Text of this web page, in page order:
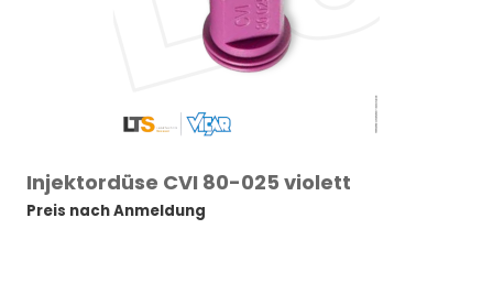
Injektordüse CVI 80-025 violett
Preis nach Anmeldung